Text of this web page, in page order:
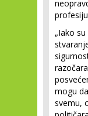
„Iako
mogu
svemu,